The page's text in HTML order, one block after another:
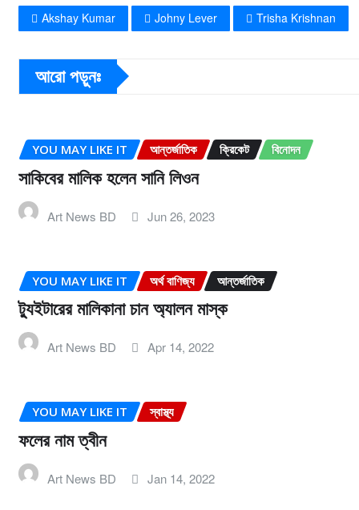
Akshay Kumar Johny Lever Trisha Krishnan
আরো পড়ুনঃ
YOU MAY LIKE IT আন্তর্জাতিক ক্রিকেট বিনোদন
সাকিবের মালিক হলেন সানি লিওন
Art News BD Jun 26, 2023
YOU MAY LIKE IT অর্থ বাণিজ্য আন্তর্জাতিক
ট্যুইটারের মালিকানা চান অ্যালন মাস্ক
Art News BD Apr 14, 2022
YOU MAY LIKE IT স্বাস্থ্য
ফলের নাম ত্বীন
Art News BD Jan 14, 2022